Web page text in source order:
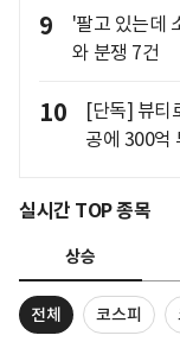
9
'팔고 있는데
와 분쟁 7건
10
[단독] 뷰티
공에 300억
실시간 TOP 종목
상승
전체 코스피